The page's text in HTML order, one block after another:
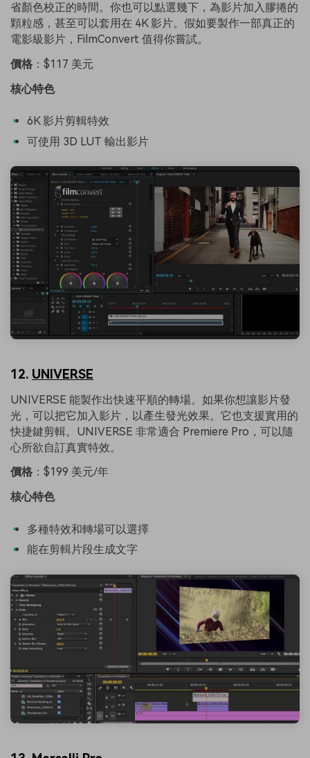
省顏色校正的時間。你也可以點選幾下，為影片加入膠捲的
顆粒感，甚至可以套用在 4K 影片。假如要製作一部真正的
電影級影片，FilmConvert 值得你嘗試。
價格 ：$117 美元
核心特色
6K 影片剪輯特效
可使用 3D LUT 輸出影片
12. UNIVERSE
UNIVERSE 能製作出快速平順的轉場。如果你想讓影片發
光，可以把它加入影片，以產生發光效果。它也支援實用的
快捷鍵剪輯。UNIVERSE 非常適合 Premiere Pro，可以隨
心所欲自訂真實特效。
價格 ：$199 美元/年
核心特色
多種特效和轉場可以選擇
能在剪輯片段生成文字